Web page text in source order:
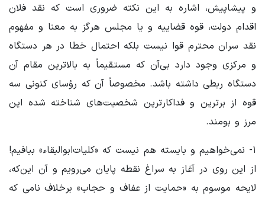
و پیشاپیش، اشاره به این نکته ضروری است که نقد فلان
اقدام دولت، قوه قضاییه و یا مجلس هرگز به معنا و مفهوم
نقد سران محترم قوا نیست بلکه احتمال خطا در هر دستگاه
و مرکزی وجود دارد بی‌آن که مستقیماً به بالاترین مقام آن
دستگاه ربطی داشته باشد. مخصوصاً آن که رؤسای کنونی سه
قوه از برترین و فداکارترین شخصیت‌های شناخته شده این
مرز و بومند.
۱- نمی‌خواهیم و بایسته هم نیست که «کلیات‌ابوالبقاء» ببافیم!
از این روی در آغاز به سراغ نقطه پایان می‌رویم و آن این‌که،
لایحه موسوم به «حمایت از عفاف و حجاب» برخلاف نامی که